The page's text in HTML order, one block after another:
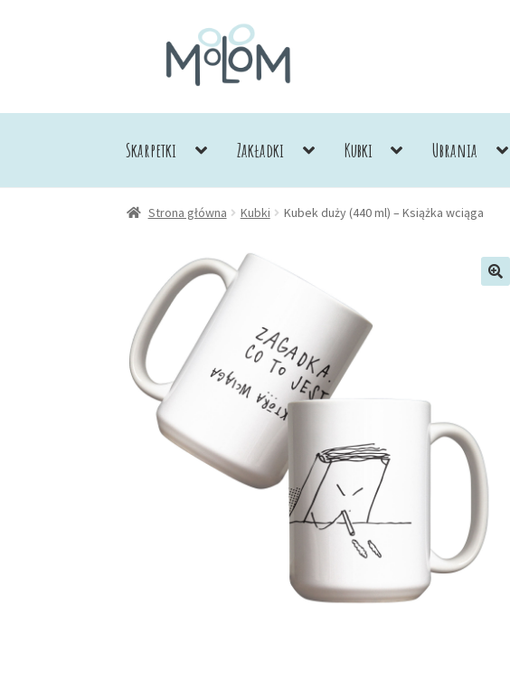
Przejdź
do
nawigacji
Przejdź
do
treści
Skarpetki Zakładki Kubki Ubrania
Strona główna Kubki Kubek duży (440 ml) – Książka wciąga